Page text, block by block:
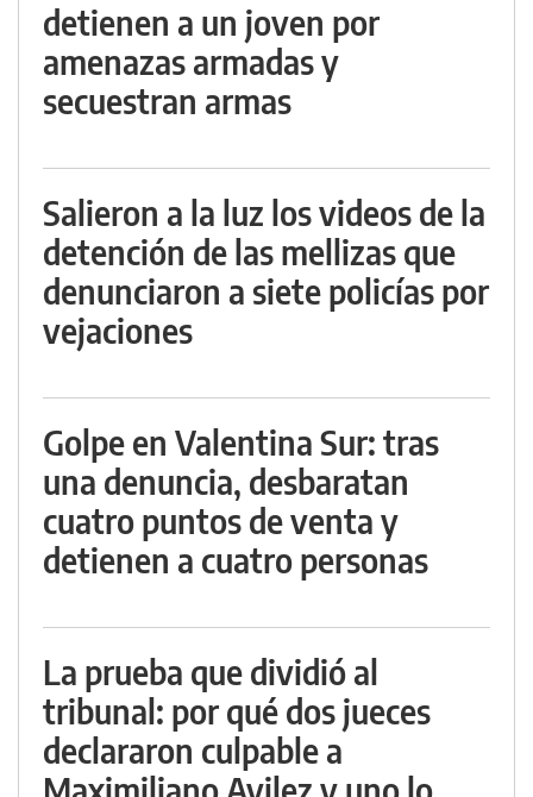
detienen a un joven por
amenazas armadas y
secuestran armas
Salieron a la luz los videos de la
detención de las mellizas que
denunciaron a siete policías por
vejaciones
Golpe en Valentina Sur: tras
una denuncia, desbaratan
cuatro puntos de venta y
detienen a cuatro personas
La prueba que dividió al
tribunal: por qué dos jueces
declararon culpable a